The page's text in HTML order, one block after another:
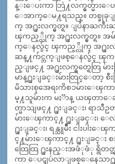
န္းေပးကာ ဘြဲ႔လက္မွတ္မ်ားေ
ေအာက္ေမ႔ရသည္။ တစ္ခုခု
က္ အ႐ူးလက္မွတ္ရ။ ျပႆနာႀကီ
ၾကည့္လိုက္ အ႐ူးလက္မွတ္ရ။ အမ်
က္ေနလွ်င္ ၾကည့္လိုက္ အ႐ူးလ
ဆန္႔က်င္ဘက္ျဖစ္ေနလွ်င္ ၾ
ည္ျဖင္႔ အ႐ူးလက္မွတ္ရေတြ မ်ာ
မာန္႐ူးျခင္းမ်ားတြင္ေတာ့ စီ
မိသားစုအေရးကိစၥမ်ားေၾကာ
မ္႔သူမ်ားက မႏၱာန္ ယၾတာေ
တ္မာသျဖင္႔ ႐ူးျခင္း၊ ရာ
မ်ားေၾကာင္႔ ႐ူးျခင္း၊
႐ူးျခင္း၊ ရန္သူမ်ိဳး ငါးပါးေၾ
င္႔မ်ားေၾကာင္႔ ႐ူးျခင္း
ထြေထြ ႐ူးနည္းအဖံုဖံု ရွိတ
ကာ ေပၚျပဴလာျဖစ္ေနေသာ